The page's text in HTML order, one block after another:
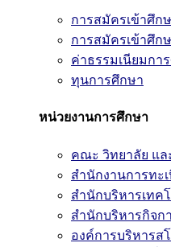
การสมัครเข้าศึ
การสมัครเข้าศึ
ค่าธรรมเนียมกา
ทุนการศึกษา
หน่วยงานการศึกษา
คณะ วิทยาลัย แล
สำนักงานการทะ
สำนักบริหารเทค
สำนักบริหารกิจก
องค์การบริหารส